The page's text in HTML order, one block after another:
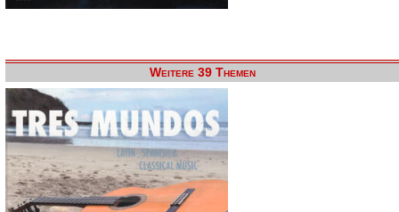
Weitere 39 Themen